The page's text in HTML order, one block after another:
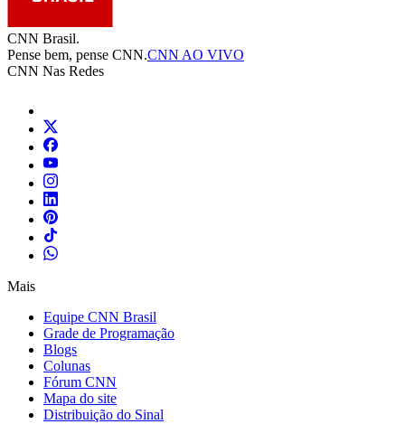
CNN Brasil.
Pense bem, pense CNN.CNN AO VIVO
CNN Nas Redes
Mais
Equipe CNN Brasil
Grade de Programação
Blogs
Colunas
Fórum CNN
Mapa do site
Distribuição do Sinal